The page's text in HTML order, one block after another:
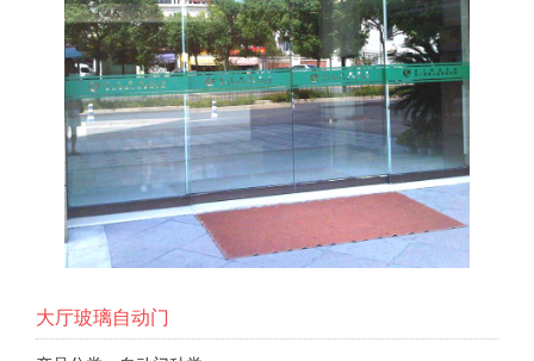
大厅玻璃自动门